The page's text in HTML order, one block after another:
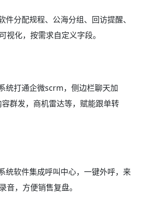
件分配规程、公海分组、回访提醒、
视化，按需求自定义字段。
统打通企微scrm，侧边栏聊天加
群发，商机雷达等，赋能跟单转
统软件集成呼叫中心，一键外呼，来
音，方便销售复盘。